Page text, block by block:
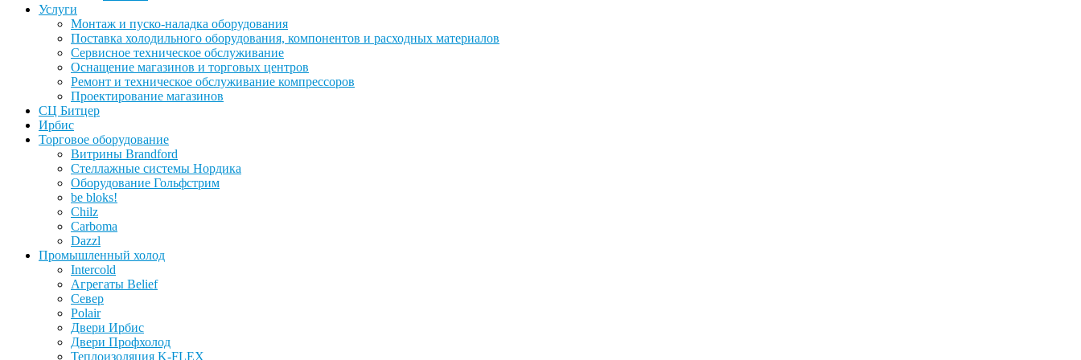
Услуги
Монтаж и пуско-наладка оборудования
Поставка холодильного оборудования, компонентов и расходных материалов
Сервисное техническое обслуживание
Оснащение магазинов и торговых центров
Ремонт и техническое обслуживание компрессоров
Проектирование магазинов
СЦ Битцер
Ирбис
Торговое оборудование
Витрины Brandford
Стеллажные системы Нордика
Оборудование Гольфстрим
be bloks!
Chilz
Carboma
Dazzl
Промышленный холод
Intercold
Агрегаты Belief
Север
Polair
Двери Ирбис
Двери Профхолод
Теплоизоляция K-FLEX